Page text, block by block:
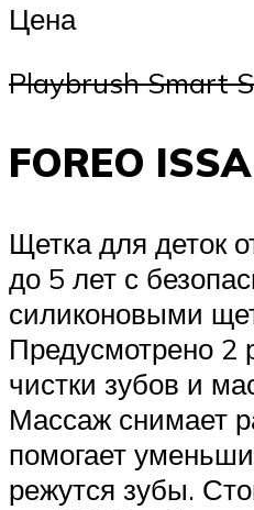
Цена
Playbrush Smart
FOREO
Щетка для деток
до 5 лет с
силиконовыми
Предусмотрено 2
чистки зубов и
Массаж снимает
помогает
режутся зубы.